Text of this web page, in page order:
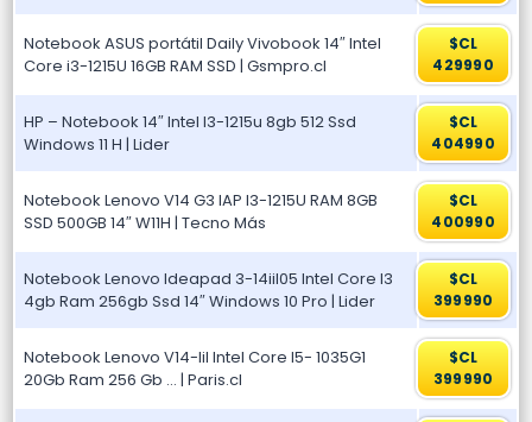
Notebook ASUS portátil Daily Vivobook 14″ Intel
Core i3-1215U 16GB RAM SSD | Gsmpro.cl
$CL
429990
HP – Notebook 14″ Intel I3-1215u 8gb 512 Ssd
Windows 11 H | Lider
$CL
404990
Notebook Lenovo V14 G3 IAP I3-1215U RAM 8GB
SSD 500GB 14″ W11H | Tecno Más
$CL
400990
Notebook Lenovo Ideapad 3-14iil05 Intel Core I3
4gb Ram 256gb Ssd 14″ Windows 10 Pro | Lider
$CL
399990
Notebook Lenovo V14-Iil Intel Core I5- 1035G1
20Gb Ram 256 Gb … | Paris.cl
$CL
399990